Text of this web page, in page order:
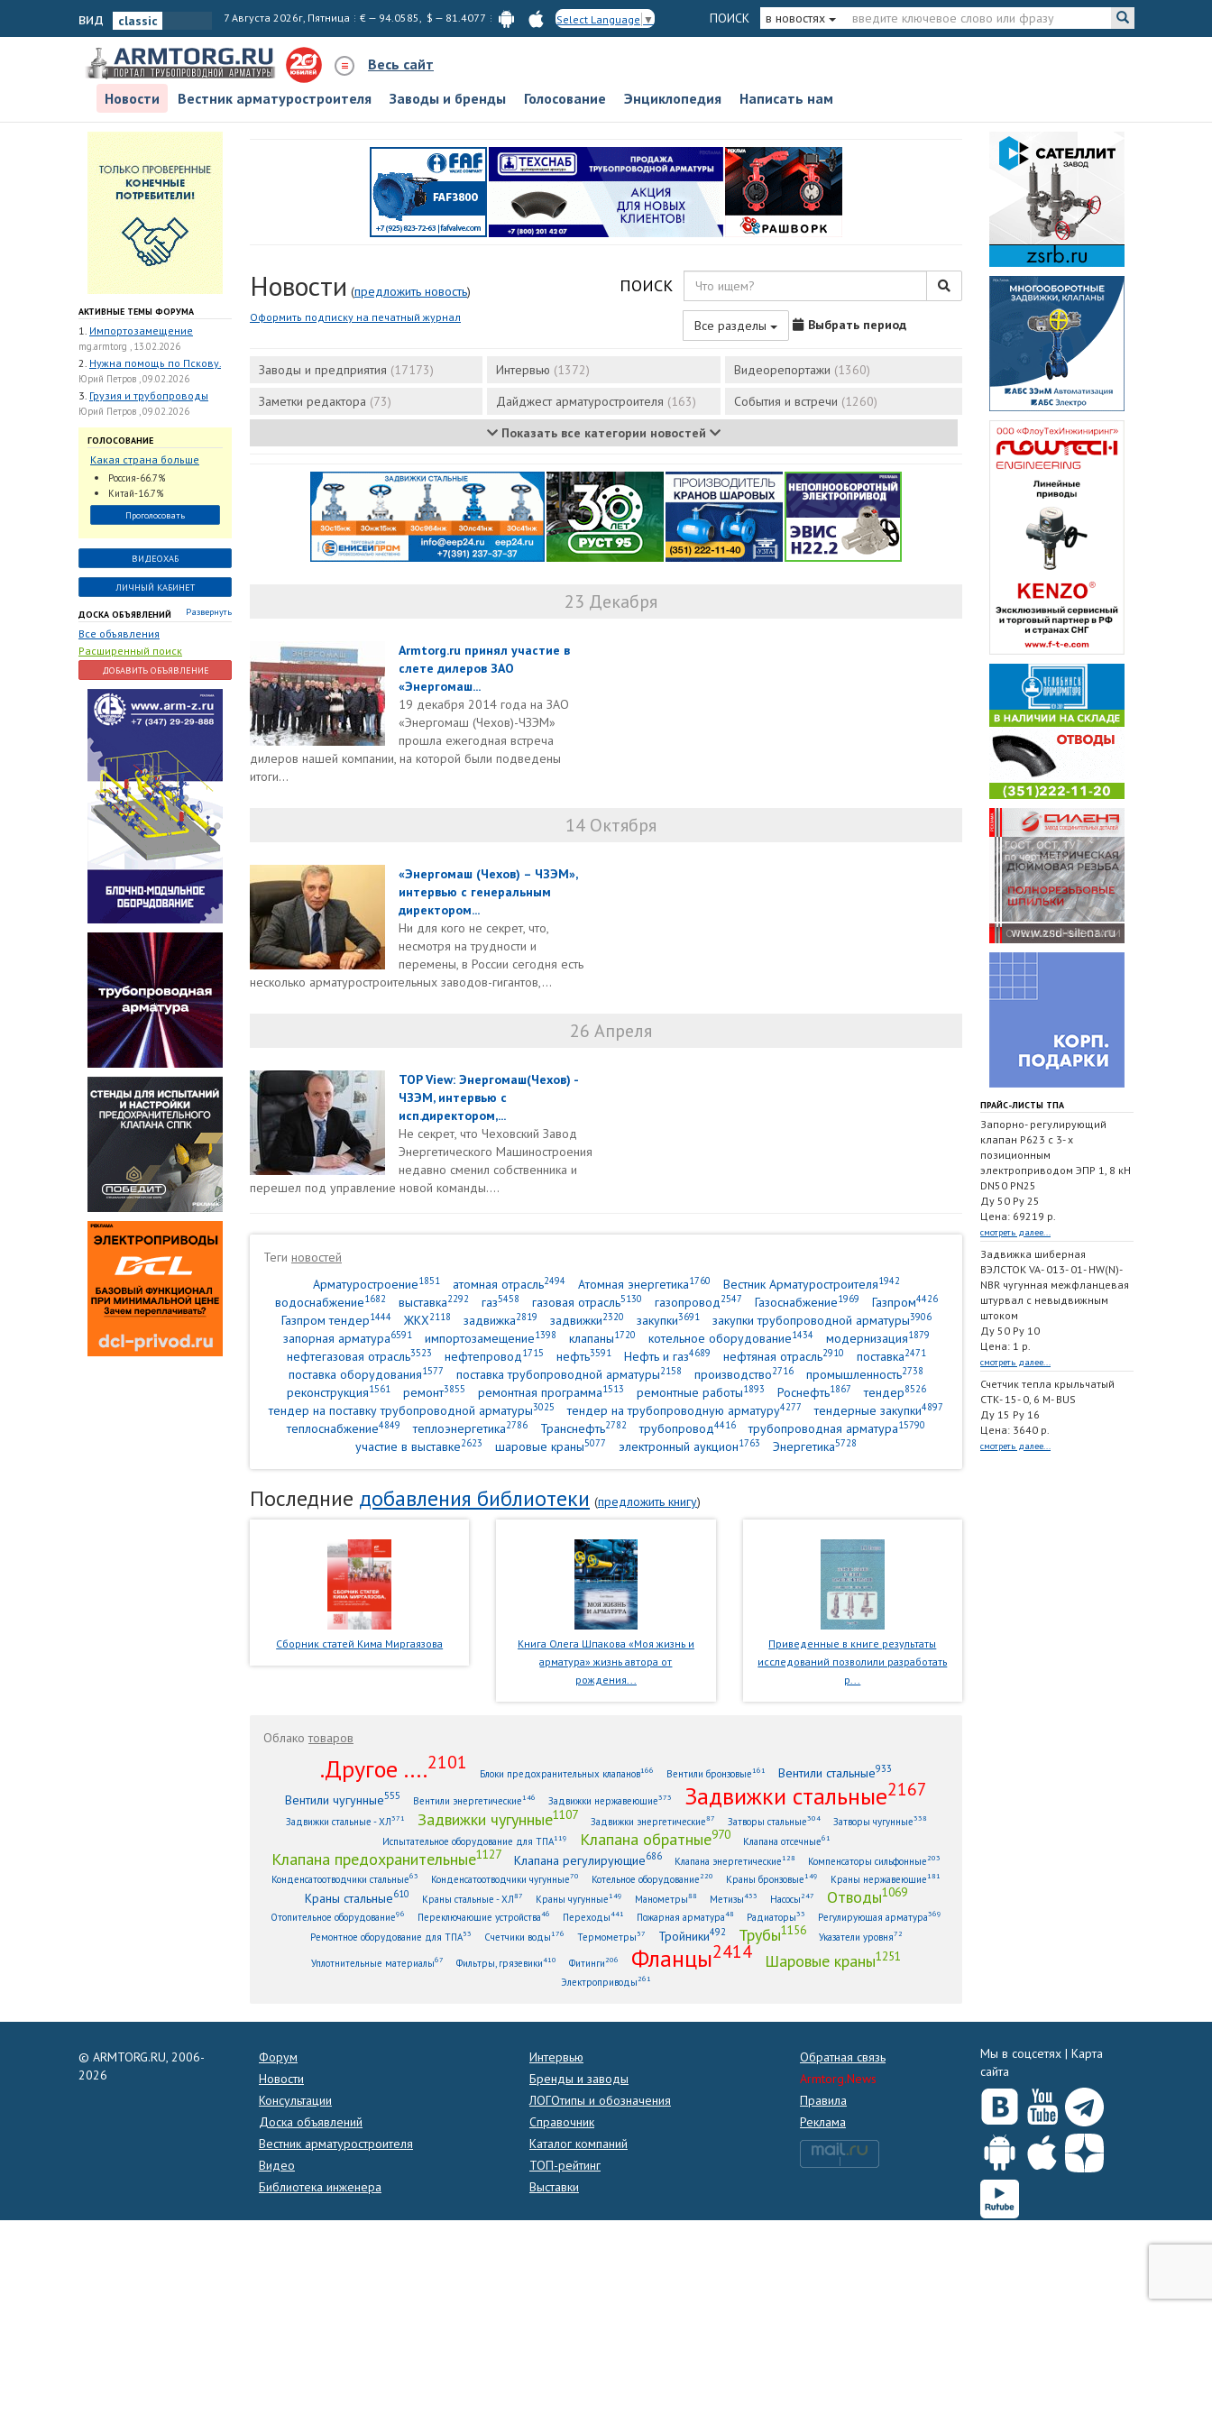
вид 7 Августа 2026г, Пятница € — 94.0585, $ — 81.4077 Select Language ▼ ПОИСК в новостях
Весь сайт
Новости
Вестник арматуростроителя Заводы и бренды Голосование Энциклопедия Написать нам
АКТИВНЫЕ ТЕМЫ ФОРУМА
1. Импортозамещение
mg.armtorg , 13.02.2026
2. Нужна помощь по Пскову.
Юрий Петров , 09.02.2026
3. Грузия и трубопроводы
Юрий Петров , 09.02.2026
ГОЛОСОВАНИЕ
Какая страна больше
всего поставляет
трубопроводную
арматуру в химическую
отрасль?
Россия-66.7%
Китай-16.7%
Проголосовать
ВИДЕОХАБ
ЛИЧНЫЙ КАБИНЕТ
ДОСКА ОБЪЯВЛЕНИЙ Развернуть
Все объявления
Расширенный поиск
ДОБАВИТЬ ОБЪЯВЛЕНИЕ
Новости (предложить новость)
Оформить подписку на печатный журнал
ПОИСК
Все разделы Выбрать период
Заводы и предприятия (17173) Интервью (1372) Видеорепортажи (1360)
Заметки редактора (73) Дайджест арматуростроителя (163) События и встречи (1260)
Показать все категории новостей
23 Декабря
Armtorg.ru принял участие в
слете дилеров ЗАО
«Энергомаш...
19 декабря 2014 года на ЗАО
«Энергомаш (Чехов)-ЧЗЭМ»
прошла ежегодная встреча
дилеров нашей компании, на которой были подведены
итоги...
14 Октября
«Энергомаш (Чехов) – ЧЗЭМ»,
интервью с генеральным
директором...
Ни для кого не секрет, что,
несмотря на трудности и
перемены, в России сегодня есть
несколько арматуростроительных заводов-гигантов,...
26 Апреля
TOP View: Энергомаш(Чехов) -
ЧЗЭМ, интервью с
исп.директором,...
Не секрет, что Чеховский Завод
Энергетического Машиностроения
недавно сменил собственника и
перешел под управление новой команды....
Теги новостей
Арматуростроение1851 атомная отрасль2494 Атомная энергетика1760 Вестник Арматуростроителя1942
водоснабжение1682 выставка2292 газ5458 газовая отрасль5130 газопровод2547 Газоснабжение1969 Газпром4426
Газпром тендер1444 ЖКХ2118 задвижка2819 задвижки2320 закупки3691 закупки трубопроводной арматуры3906
запорная арматура6591 импортозамещение1398 клапаны1720 котельное оборудование1434 модернизация1879
нефтегазовая отрасль3523 нефтепровод1715 нефть3591 Нефть и газ4689 нефтяная отрасль2910 поставка2471
поставка оборудования1577 поставка трубопроводной арматуры2158 производство2716 промышленность2738
реконструкция1561 ремонт3855 ремонтная программа1513 ремонтные работы1893 Роснефть1867 тендер8526
тендер на поставку трубопроводной арматуры3025 тендер на трубопроводную арматуру4277 тендерные закупки4897
теплоснабжение4849 теплоэнергетика2786 Транснефть2782 трубопровод4416 трубопроводная арматура15790
участие в выставке2623 шаровые краны5077 электронный аукцион1763 Энергетика5728
Последние добавления библиотеки (предложить книгу)
Сборник статей Кима Миргаязова
Книга Олега Шпакова «Моя жизнь и
арматура» жизнь автора от
рождения...
Приведенные в книге результаты
исследований позволили разработать
р...
Облакотоваров
.Другое ....2101
Блоки предохранительных клапанов166 Вентили бронзовые161 Вентили стальные933
Вентили чугунные555 Вентили энергетические146 Задвижки нержавеющие373 Задвижки стальные2167
Задвижки стальные - ХЛ371 Задвижки чугунные1107 Задвижки энергетические87 Затворы стальные304 Затворы чугунные338
Испытательное оборудование для ТПА119 Клапана обратные970 Клапана отсечные61
Клапана предохранительные1127 Клапана регулирующие686 Клапана энергетические128 Компенсаторы сильфонные203
Конденсатоотводчики стальные63 Конденсатоотводчики чугунные70 Котельное оборудование220 Краны бронзовые149 Краны нержавеющие181
Краны стальные610 Краны стальные - ХЛ87 Краны чугунные149 Манометры88 Метизы433 Насосы247 Отводы1069
Отопительное оборудование96 Переключающие устройства46 Переходы441 Пожарная арматура48 Радиаторы33 Регулирующая арматура369
Ремонтное оборудование для ТПА53 Счетчики воды176 Термометры 57 Тройники492 Трубы1156 Указатели уровня72
Уплотнительные материалы67 Фильтры, грязевики410 Фитинги206 Фланцы2414 Шаровые краны1251
Электроприводы261
ПРАЙС-ЛИСТЫ ТПА
Запорно- регулирующий
клапан Р623 с 3- х
позиционным
электроприводом ЭПР 1, 8 кН
DN50 PN25
Ду 50 Ру 25
Цена: 69219 р.
смотреть далее...
Задвижка шиберная
ВЭЛСТОК VA- 013- 01- HW(N)-
NBR чугунная межфланцевая
штурвал с невыдвижным
штоком
Ду 50 Ру 10
Цена: 1 р.
смотреть далее...
Счетчик тепла крыльчатый
СТК- 15- 0, 6 M- BUS
Ду 15 Ру 16
Цена: 3640 р.
смотреть далее...
© ARMTORG.RU, 2006-
2026
Форум
Новости
Консультации
Доска объявлений
Вестник арматуростроителя
Видео
Библиотека инженера
Интервью
Бренды и заводы
ЛОГОтипы и обозначения
Справочник
Каталог компаний
ТОП-рейтинг
Выставки
Обратная связь
Armtorg.News
Правила
Реклама
Мы в соцсетях | Карта
сайта